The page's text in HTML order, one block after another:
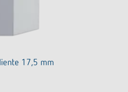
17,5 mm